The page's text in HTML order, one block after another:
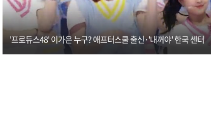
'프로듀스48' 이가은 누구? 애프터스쿨 출신·'내꺼야' 한국 센터